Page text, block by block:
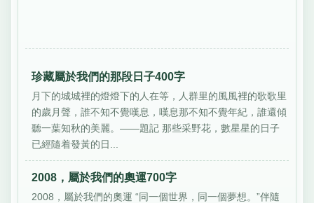
珍藏屬於我們的那段日子400字
月下的城城裡的燈燈下的人在等，人群里的風風裡的歌歌里
的歲月聲，誰不知不覺嘆息，嘆息那不知不覺年紀，誰還傾
聽一葉知秋的美麗。——題記 那些采野花，數星星的日子
已經隨着發黃的日...
2008，屬於我們的奧運700字
2008，屬於我們的奧運 “同一個世界，同一個夢想。”伴隨